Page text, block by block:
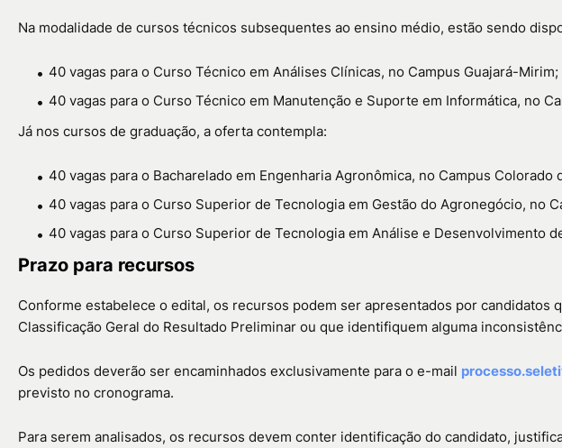
Na modalidade de cursos técnicos subsequentes ao ensino médio, estão sendo
40 vagas para o Curso Técnico em Análises Clínicas, no Campus Guajará-Mirim;
40 vagas para o Curso Técnico em Manutenção e Suporte em Informática, no
Já nos cursos de graduação, a oferta contempla:
40 vagas para o Bacharelado em Engenharia Agronômica, no Campus Colorado
40 vagas para o Curso Superior de Tecnologia em Gestão do Agronegócio, no
40 vagas para o Curso Superior de Tecnologia em Análise e Desenvolvimento
Prazo para recursos
Conforme estabelece o edital, os recursos podem ser apresentados por candidatos
Classificação Geral do Resultado Preliminar ou que identifiquem alguma
Os pedidos deverão ser encaminhados exclusivamente para o e-mail
previsto no cronograma.
Para serem analisados, os recursos devem conter identificação do candidato,